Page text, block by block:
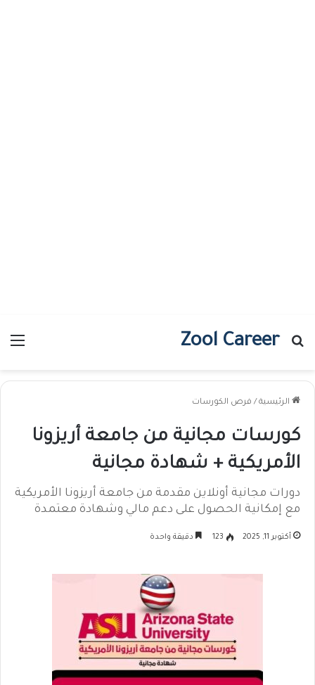
Zool Career
بحث عن
الرئيسية / فرص الكورسات
كورسات مجانية من جامعة أريزونا
الأمريكية + شهادة مجانية
دورات مجانية أونلاين مقدمة من جامعة أريزونا الأمريكية
مع إمكانية الحصول على دعم مالي وشهادة معتمدة
أكتوبر 11, 2025 123 دقيقة واحدة